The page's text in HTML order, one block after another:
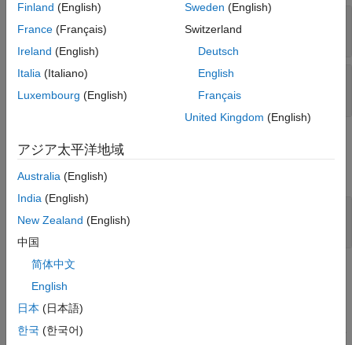
mxArray *
dt— データ配列
mxComplexSingle *
出力引数
すべて展開する
int
例
既存の複素数データを
arrayFillSetComplexPr.c
Finland (English)
France (Français)
Ireland (English)
Italia (Italiano)
Luxembourg (English)
Sweden (English)
Switzerland
Deutsch
English
Français
United Kingdom (English)
アジア太平洋地域
Australia (English)
India (English)
New Zealand (English)
中国
简体中文
English
日本 (日本語)
한국 (한국어)